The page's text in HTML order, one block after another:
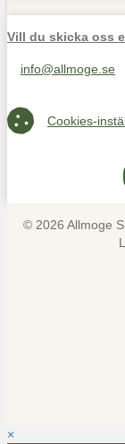
Vill du skicka oss
Maila oss på
info@allmoge.se
Cookies-inställningar
Cookies-
© 2026 Allmoge
×